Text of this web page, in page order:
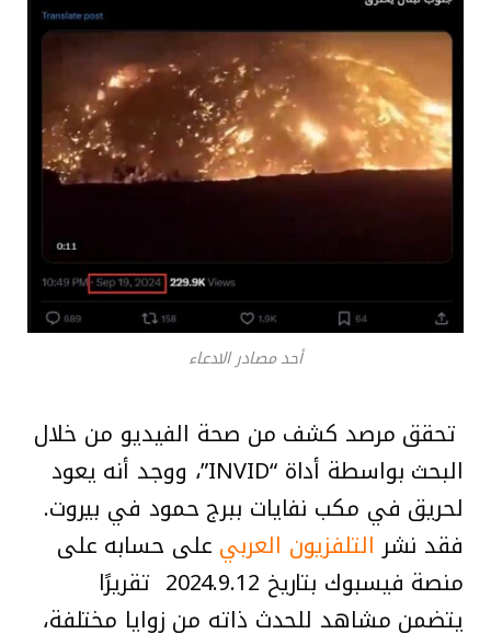
أحد مصادر الادعاء
تحقق مرصد كشف من صحة الفيديو من خلال
البحث بواسطة أداة “INVID”، ووجد أنه يعود
لحريق في مكب نفايات ببرج حمود في بيروت.
فقد نشر التلفزيون العربي على حسابه على
منصة فيسبوك بتاريخ 2024.9.12 تقريرًا
يتضمن مشاهد للحدث ذاته من زوايا مختلفة،